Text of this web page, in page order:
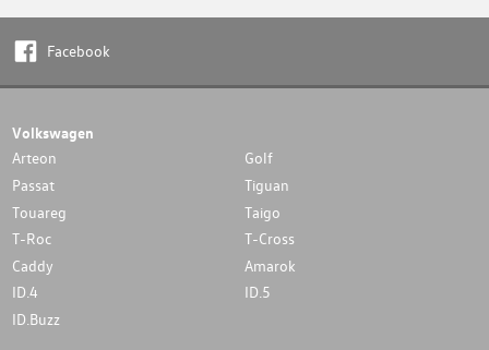
Facebook
Volkswagen
Arteon
Golf
Passat
Tiguan
Touareg
Taigo
T-Roc
T-Cross
Caddy
Amarok
ID.4
ID.5
ID.Buzz